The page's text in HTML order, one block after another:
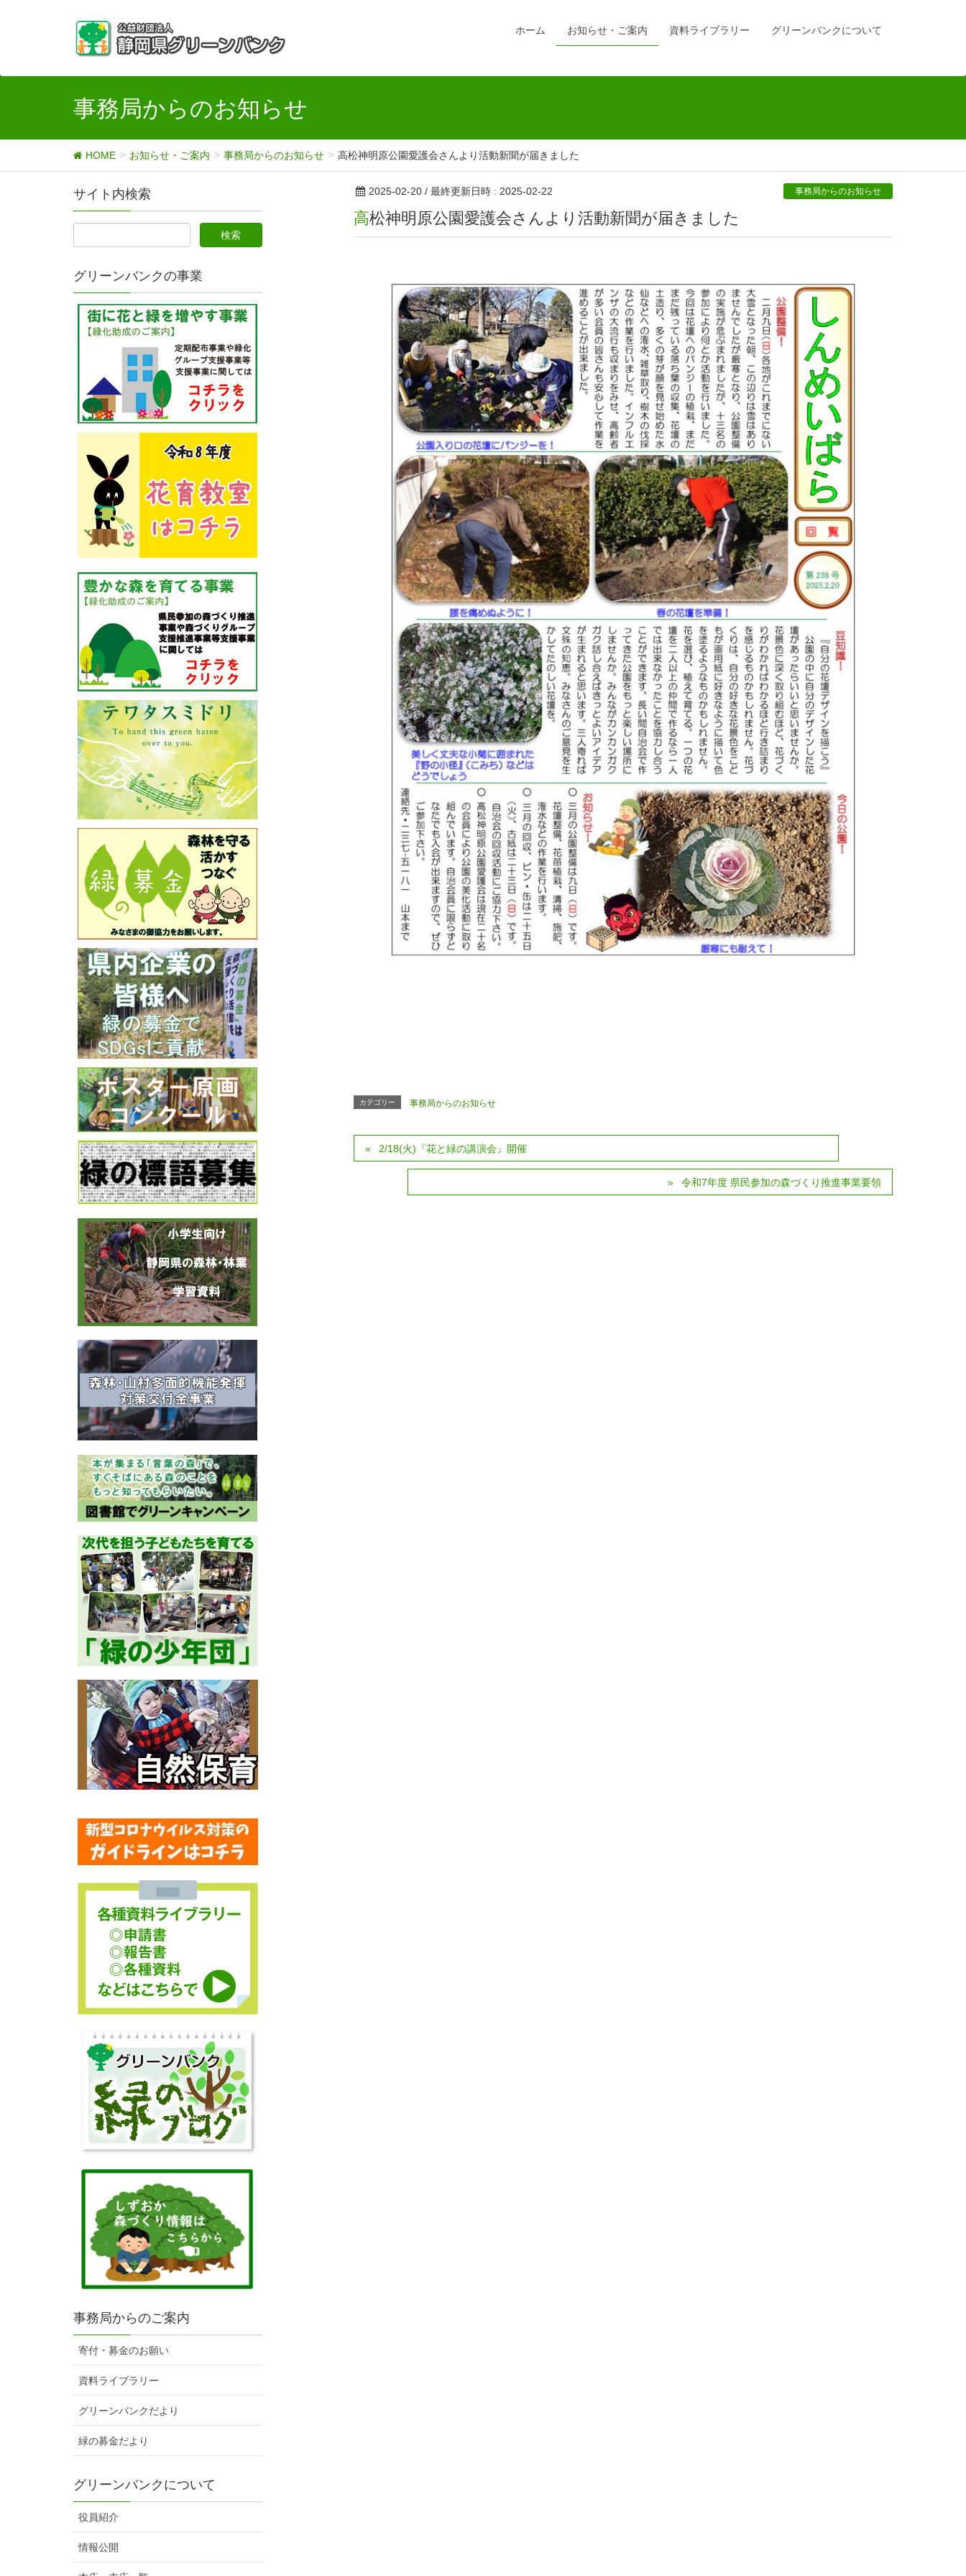
ホーム お知らせ・ご案内 資料ライブラリー グリーンバンクについて
事務局からのお知らせ
HOME お知らせ・ご案内 事務局からのお知らせ 高松神明原公園愛護会さんより活動新聞が届きました
2025-02-20 / 最終更新日時 : 2025-02-22 事務局からのお知らせ
高松神明原公園愛護会さんより活動新聞が届きました
カテゴリー 事務局からのお知らせ
2/18(火)『花と緑の講演会』開催
令和7年度 県民参加の森づくり推進事業要領
サイト内検索
グリーンバンクの事業
事務局からのご案内
寄付・募金のお願い
資料ライブラリー
グリーンバンクだより
緑の募金だより
グリーンバンクについて
役員紹介
情報公開